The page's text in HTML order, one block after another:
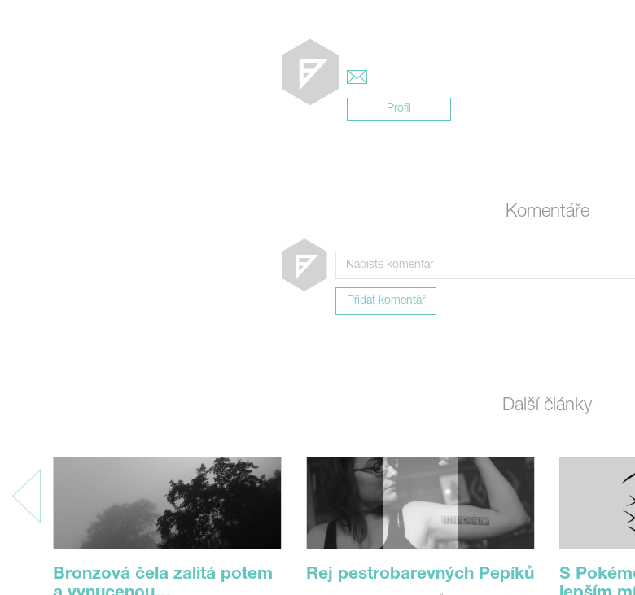
Profil
Komentáře
Přidat komentář
Další články
Bronzová čela zalitá potem
Rej pestrobarevných Pepíků
S